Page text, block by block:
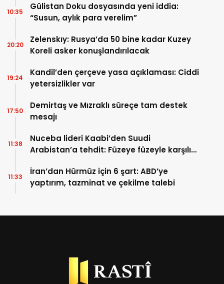
Gülistan Doku dosyasında yeni iddia:
“Susun, aylık para verelim”
10:35
Zelenskıy: Rusya’da 50 bine kadar Kuzey
Koreli asker konuşlandırılacak
20:20
Kandil’den çerçeve yasa açıklaması: Ciddi
yetersizlikler var
19:24
Demirtaş ve Mızraklı süreçe tam destek
mesajı
17:50
Nuceba lideri Kaabi’den Suudi
Arabistan’a tehdit: Füzeye füzeyle karşılık
11:38
İran’dan Hürmüz için 6 şart: ABD’ye
yaptırım, tazminat ve çekilme talebi
11:33